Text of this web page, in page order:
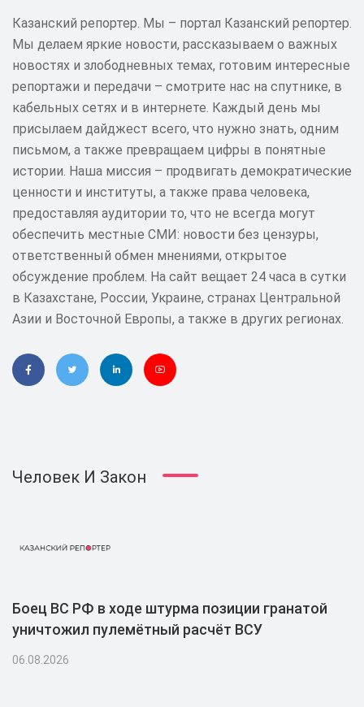
Казанский репортер. Мы – портал Казанский репортер.
Мы делаем яркие новости, рассказываем о важных
новостях и злободневных темах, готовим интересные
репортажи и передачи – смотрите нас на спутнике, в
кабельных сетях и в интернете. Каждый день мы
присылаем дайджест всего, что нужно знать, одним
письмом, а также превращаем цифры в понятные
истории. Наша миссия – продвигать демократические
ценности и институты, а также права человека,
предоставляя аудитории то, что не всегда могут
обеспечить местные СМИ: новости без цензуры,
ответственный обмен мнениями, открытое
обсуждение проблем. На сайт вещает 24 часа в сутки
в Казахстане, России, Украине, странах Центральной
Азии и Восточной Европы, а также в других регионах.
Человек И Закон
Боец ВС РФ в ходе штурма позиции гранатой
уничтожил пулемётный расчёт ВСУ
06.08.2026